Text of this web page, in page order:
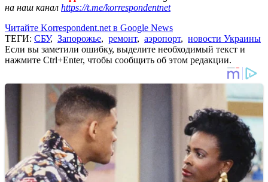
на наш канал https://t.me/korrespondentnet
Читайте Korrespondent.net в Google News
ТЕГИ: СБУ, Запорожье, ремонт, аэропорт, новости Украины
Если вы заметили ошибку, выделите необходимый текст и
нажмите Ctrl+Enter, чтобы сообщить об этом редакции.